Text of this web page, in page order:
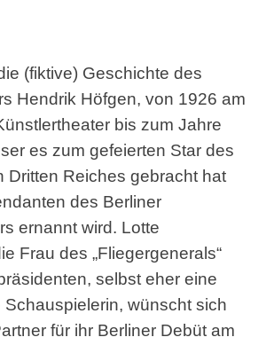
(fiktive) Geschichte des
Hendrik Höfgen, von 1926 am
bis zum Jahre
es zum gefeierten Star des
Dritten Reiches gebracht hat
des Berliner
ernannt wird. Lotte
Frau des „Fliegergenerals“
selbst eher eine
Schauspielerin, wünscht sich
für ihr Berliner Debüt am